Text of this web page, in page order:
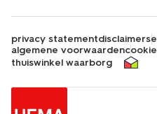
privacy statementdisclaimer
algemene voorwaarden
thuiswinkel waarborg